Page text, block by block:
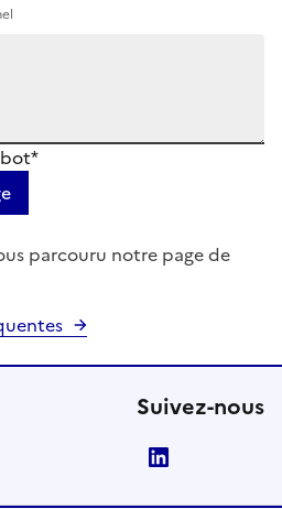
parcouru notre page de
Suivez-nous